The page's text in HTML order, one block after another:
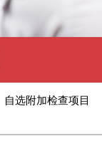
自选附加检查项目